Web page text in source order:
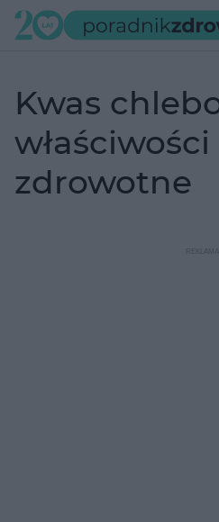
kwas chlebowy
właściwości
zdrowotne